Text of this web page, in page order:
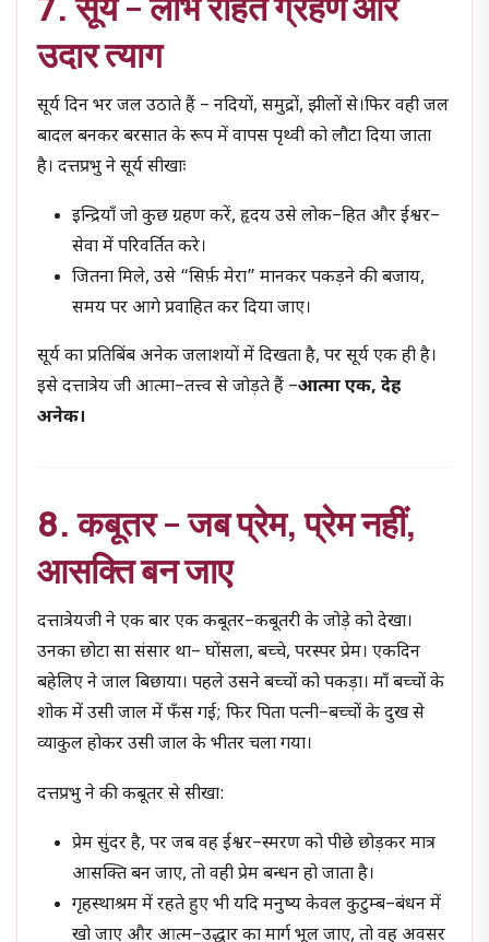
उदार त्याग
सूर्य दिन भर जल उठाते हैं – नदियों, समुद्रों, झीलों से।फिर वही जल
बादल बनकर बरसात के रूप में वापस पृथ्वी को लौटा दिया जाता
है। दत्तप्रभु ने सूर्य सीखाः
इन्द्रियाँ जो कुछ ग्रहण करें, हृदय उसे लोक–हित और ईश्वर–
सेवा में परिवर्तित करे।
जितना मिले, उसे “सिर्फ़ मेरा” मानकर पकड़ने की बजाय,
समय पर आगे प्रवाहित कर दिया जाए।
सूर्य का प्रतिबिंब अनेक जलाशयों में दिखता है, पर सूर्य एक ही है।
इसे दत्तात्रेय जी आत्मा–तत्त्व से जोड़ते हैं –आत्मा एक, देह
अनेक।
8. कबूतर – जब प्रेम, प्रेम नहीं,
आसक्ति बन जाए
दत्तात्रेयजी ने एक बार एक कबूतर–कबूतरी के जोड़े को देखा।
उनका छोटा सा संसार था– घोंसला, बच्चे, परस्पर प्रेम। एकदिन
बहेलिए ने जाल बिछाया। पहले उसने बच्चों को पकड़ा। माँ बच्चों के
शोक में उसी जाल में फँस गई; फिर पिता पत्नी–बच्चों के दुख से
व्याकुल होकर उसी जाल के भीतर चला गया।
दत्तप्रभु ने की कबूतर से सीखा:
प्रेम सुंदर है, पर जब वह ईश्वर–स्मरण को पीछे छोड़कर मात्र
आसक्ति बन जाए, तो वही प्रेम बन्धन हो जाता है।
गृहस्थाश्रम में रहते हुए भी यदि मनुष्य केवल कुटुम्ब–बंधन में
खो जाए और आत्म–उद्धार का मार्ग भूल जाए, तो वह अवसर